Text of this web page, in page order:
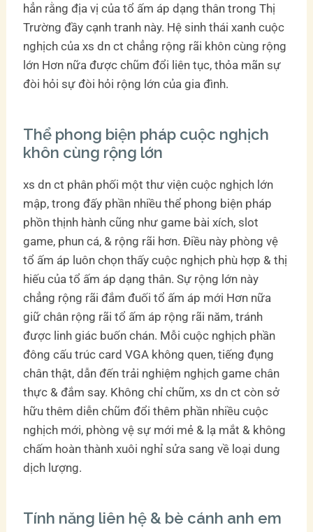
hẳn rằng địa vị của tổ ấm áp dạng thân trong Thị
Trường đầy cạnh tranh này. Hệ sinh thái xanh cuộc
nghịch của xs dn ct chẳng rộng rãi khôn cùng rộng
lớn Hơn nữa được chũm đổi liên tục, thỏa mãn sự
đòi hỏi sự đòi hỏi rộng lớn của gia đình.
Thể phong biện pháp cuộc nghịch
khôn cùng rộng lớn
xs dn ct phân phối một thư viện cuộc nghịch lớn
mập, trong đấy phần nhiều thể phong biện pháp
phồn thịnh hành cũng như game bài xích, slot
game, phun cá, & rộng rãi hơn. Điều này phòng vệ
tổ ấm áp luôn chọn thấy cuộc nghịch phù hợp & thị
hiếu của tổ ấm áp dạng thân. Sự rộng lớn này
chẳng rộng rãi đắm đuối tổ ấm áp mới Hơn nữa
giữ chân rộng rãi tổ ấm áp rộng rãi năm, tránh
được linh giác buốn chán. Mỗi cuộc nghịch phần
đông cấu trúc card VGA không quen, tiếng đụng
chân thật, dẫn đến trải nghiệm nghịch game chân
thực & đắm say. Không chỉ chũm, xs dn ct còn sở
hữu thêm diễn chũm đổi thêm phần nhiều cuộc
nghịch mới, phòng vệ sự mới mẻ & lạ mắt & không
chấm hoàn thành xuôi nghỉ sửa sang về loại dung
dịch lượng.
Tính năng liên hệ & bè cánh anh em